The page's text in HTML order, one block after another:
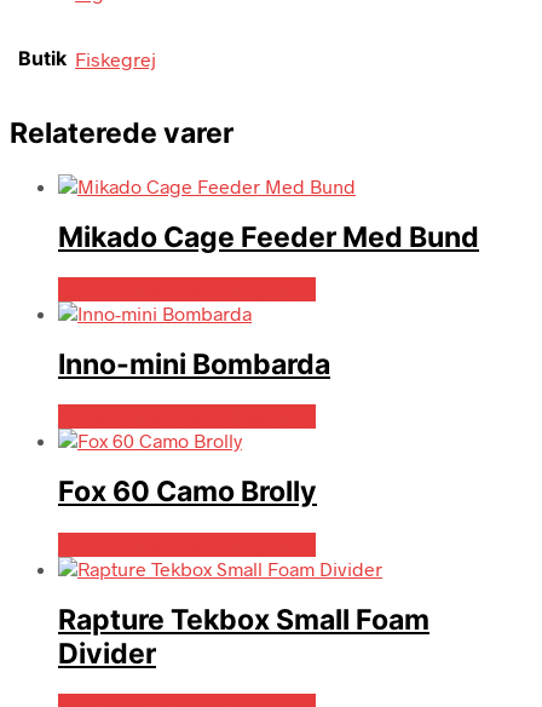
Butik Fiskegrej
Relaterede varer
Mikado Cage Feeder Med Bund
Inno-mini Bombarda
Fox 60 Camo Brolly
Rapture Tekbox Small Foam
Divider